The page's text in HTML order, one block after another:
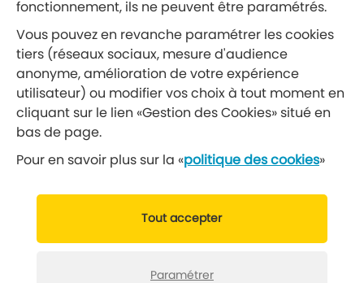
Réseaux sociaux
Suivez-nous
Retrouvez nous sur Facebook
Mentions légales Données personnelles
Gérer vos cookies Politique cookies
fonctionnement, ils ne peuvent être paramétrés.
Vous pouvez en revanche paramétrer les cookies
tiers (réseaux sociaux, mesure d'audience
anonyme, amélioration de votre expérience
utilisateur) ou modifier vos choix à tout moment en
cliquant sur le lien «Gestion des Cookies» situé en
bas de page.
Pour en savoir plus sur la «politique des cookies»
Tout accepter
Paramétrer